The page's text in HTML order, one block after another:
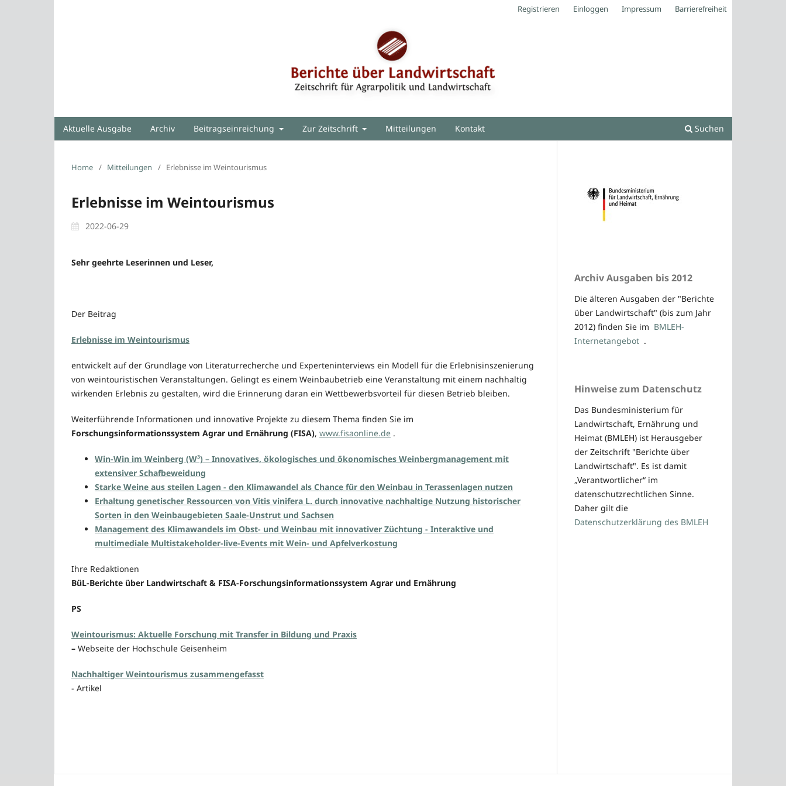
Aktuelle Ausgabe Archiv Beitragseinreichung Zur Zeitschrift Mitteilungen Kontakt Suchen
Registrieren Einloggen Impressum Barrierefreiheit
Home / Mitteilungen / Erlebnisse im Weintourismus
Erlebnisse im Weintourismus
2022-06-29
Sehr geehrte Leserinnen und Leser,
Der Beitrag
Erlebnisse im Weintourismus
entwickelt auf der Grundlage von Literaturrecherche und Experteninterviews ein Modell für die Erlebnisinszenierung
von weintouristischen Veranstaltungen. Gelingt es einem Weinbaubetrieb eine Veranstaltung mit einem nachhaltig
wirkenden Erlebnis zu gestalten, wird die Erinnerung daran ein Wettbewerbsvorteil für diesen Betrieb bleiben.
Weiterführende Informationen und innovative Projekte zu diesem Thema finden Sie im
Forschungsinformationssystem Agrar und Ernährung (FISA), www.fisaonline.de .
Win-Win im Weinberg (W³) – Innovatives, ökologisches und ökonomisches Weinbergmanagement mit
extensiver Schafbeweidung
Starke Weine aus steilen Lagen - den Klimawandel als Chance für den Weinbau in Terassenlagen nutzen
Erhaltung genetischer Ressourcen von Vitis vinifera L. durch innovative nachhaltige Nutzung historischer
Sorten in den Weinbaugebieten Saale-Unstrut und Sachsen
Management des Klimawandels im Obst- und Weinbau mit innovativer Züchtung - Interaktive und
multimediale Multistakeholder-live-Events mit Wein- und Apfelverkostung
Ihre Redaktionen
BüL-Berichte über Landwirtschaft & FISA-Forschungsinformationssystem Agrar und Ernährung
PS
Weintourismus: Aktuelle Forschung mit Transfer in Bildung und Praxis
– Webseite der Hochschule Geisenheim
Nachhaltiger Weintourismus zusammengefasst
- Artikel
Archiv Ausgaben bis 2012
Die älteren Ausgaben der "Berichte
über Landwirtschaft" (bis zum Jahr
2012) finden Sie im BMLEH-
Internetangebot .
Hinweise zum Datenschutz
Das Bundesministerium für
Landwirtschaft, Ernährung und
Heimat (BMLEH) ist Herausgeber
der Zeitschrift "Berichte über
Landwirtschaft". Es ist damit
„Verantwortlicher“ im
datenschutzrechtlichen Sinne.
Daher gilt die
Datenschutzerklärung des BMLEH